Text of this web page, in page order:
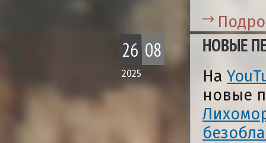
26 08
2025
НОВЫЕ
На
новые